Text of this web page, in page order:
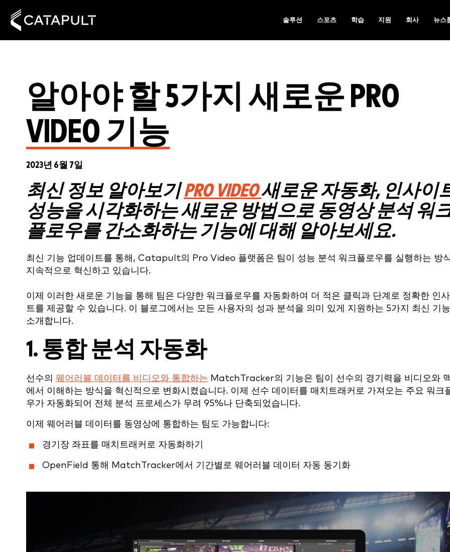
솔루션 스포츠 학습 지원 회사 뉴스
알아야 할 5가지 새로운 PRO
VIDEO 기능
2023년 6월 7일
최신 정보 알아보기PRO VIDEO새로운 자동화, 인사이
성능을 시각화하는 새로운 방법으로 동영상 분석 워
플로우를 간소화하는 기능에 대해 알아보세요.
최신 기능 업데이트를 통해, Catapult의 Pro Video 플랫폼은 팀이 성능 분석 워크플로우를 실행하는 방
지속적으로 혁신하고 있습니다.
이제 이러한 새로운 기능을 통해 팀은 다양한 워크플로우를 자동화하여 더 적은 클릭과 단계로 정확한 인사
트를 제공할 수 있습니다. 이 블로그에서는 모든 사용자의 성과 분석을 의미 있게 지원하는 5가지 최신 기
소개합니다.
1. 통합 분석 자동화
선수의 웨어러블 데이터를 비디오와 통합하는 MatchTracker의 기능은 팀이 선수의 경기력을 비디오와
에서 이해하는 방식을 혁신적으로 변화시켰습니다. 이제 선수 데이터를 매치트래커로 가져오는 주요 워크
우가 자동화되어 전체 분석 프로세스가 무려 95%나 단축되었습니다.
이제 웨어러블 데이터를 동영상에 통합하는 팀도 가능합니다:
경기장 좌표를 매치트래커로 자동화하기
OpenField 통해 MatchTracker에서 기간별로 웨어러블 데이터 자동 동기화